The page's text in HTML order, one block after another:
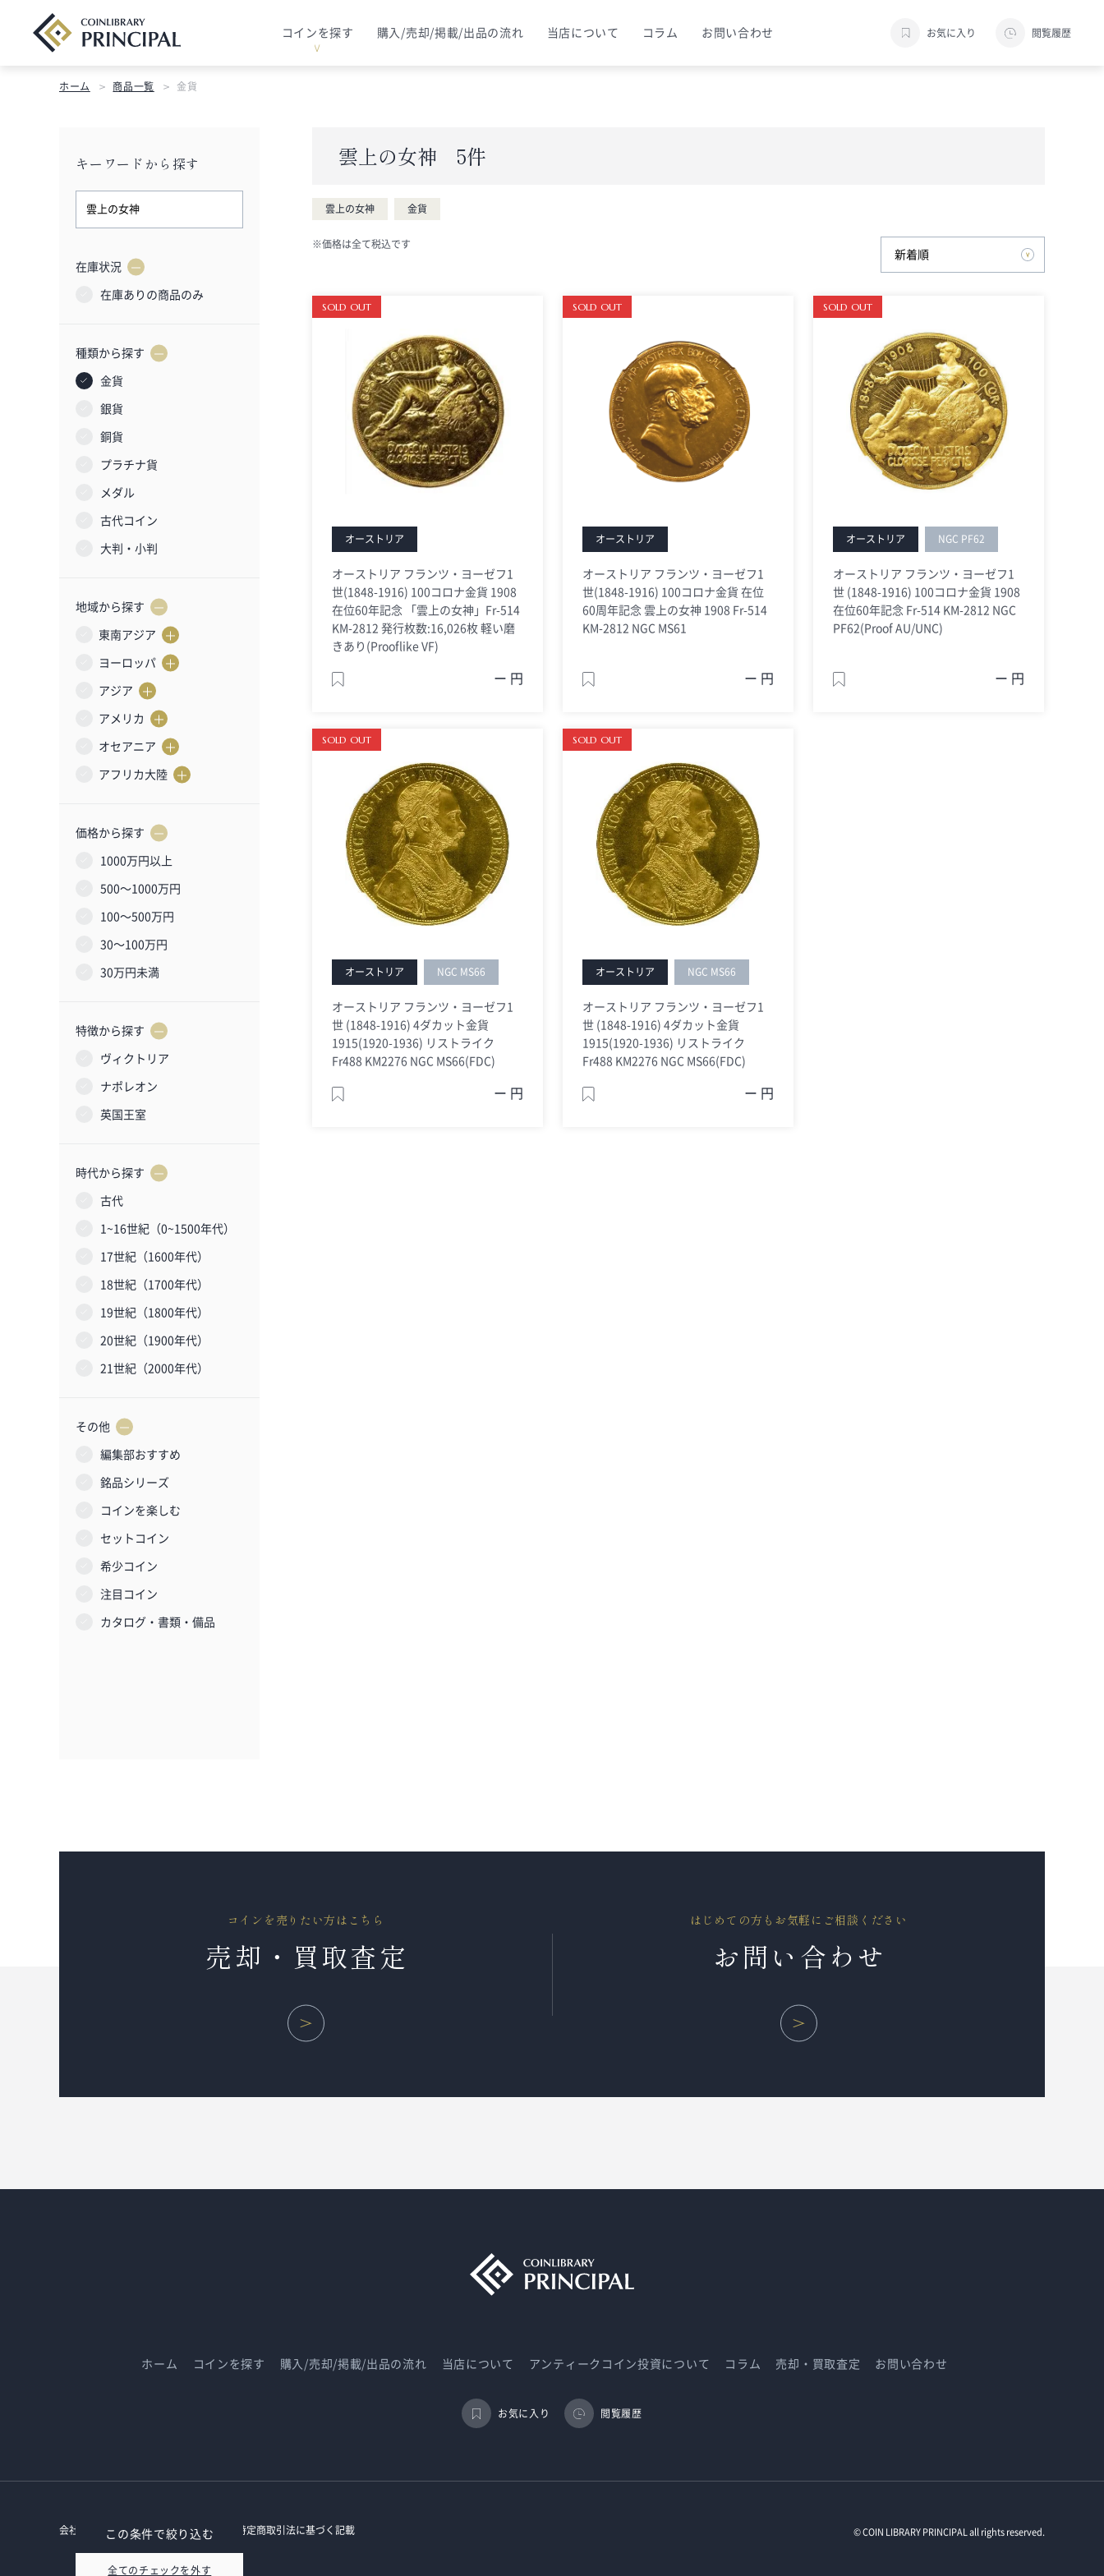
コインを探す 購入/売却/掲載/出品の流れ 当店について コラム お問い合わせ お気に入り 閲覧履歴
ホーム 商品一覧 金貨
雲上の女神 5件
雲上の女神 金貨
※価格は全て税込です
SOLD OUT
オーストリア
オーストリア フランツ・ヨーゼフ1
世(1848-1916) 100コロナ金貨 1908
在位60年記念 「雲上の女神」Fr-514
KM-2812 発行枚数:16,026枚 軽い磨
きあり(Prooflike VF)
ー 円
SOLD OUT
オーストリア
オーストリア フランツ・ヨーゼフ1
世(1848-1916) 100コロナ金貨 在位
60周年記念 雲上の女神 1908 Fr-514
KM-2812 NGC MS61
ー 円
SOLD OUT
オーストリア NGC PF62
オーストリア フランツ・ヨーゼフ1
世 (1848-1916) 100コロナ金貨 1908
在位60年記念 Fr-514 KM-2812 NGC
PF62(Proof AU/UNC)
ー 円
SOLD OUT
オーストリア NGC MS66
オーストリア フランツ・ヨーゼフ1
世 (1848-1916) 4ダカット金貨
1915(1920-1936) リストライク
Fr488 KM2276 NGC MS66(FDC)
ー 円
SOLD OUT
オーストリア NGC MS66
オーストリア フランツ・ヨーゼフ1
世 (1848-1916) 4ダカット金貨
1915(1920-1936) リストライク
Fr488 KM2276 NGC MS66(FDC)
ー 円
キーワードから探す
在庫状況
在庫ありの商品のみ
種類から探す
金貨
銀貨
銅貨
プラチナ貨
メダル
古代コイン
大判・小判
地域から探す
東南アジア
ヨーロッパ
アジア
アメリカ
オセアニア
アフリカ大陸
価格から探す
1000万円以上
500〜1000万円
100〜500万円
30〜100万円
30万円未満
特徴から探す
ヴィクトリア
ナポレオン
英国王室
時代から探す
古代
1~16世紀（0~1500年代）
17世紀（1600年代）
18世紀（1700年代）
19世紀（1800年代）
20世紀（1900年代）
21世紀（2000年代）
その他
編集部おすすめ
銘品シリーズ
コインを楽しむ
セットコイン
希少コイン
注目コイン
カタログ・書類・備品
この条件で絞り込む
全てのチェックを外す
コインを売りたい方はこちら
売却・買取査定
はじめての方もお気軽にご相談ください
お問い合わせ
ホーム コインを探す 購入/売却/掲載/出品の流れ 当店について アンティークコイン投資について コラム 売却・買取査定 お問い合わせ
お気に入り 閲覧履歴
会社概要 プライバシーポリシー 特定商取引法に基づく記載 © COIN LIBRARY PRINCIPAL all rights reserved.